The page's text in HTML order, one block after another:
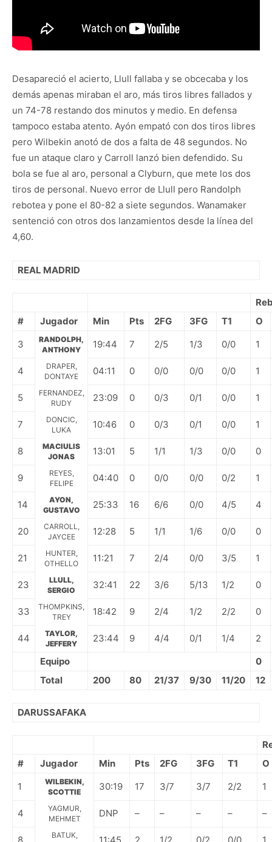
Desapareció el acierto, Llull fallaba y se obcecaba y los
demás apenas miraban el aro, más tiros libres fallados y
un 74-78 restando dos minutos y medio. En defensa
tampoco estaba atento. Ayón empató con dos tiros libres
pero Wilbekin anotó de dos a falta de 48 segundos. No
fue un ataque claro y Carroll lanzó bien defendido. Su
bola se fue al aro, personal a Clyburn, que mete los dos
tiros de personal. Nuevo error de Llull pero Randolph
rebotea y pone el 80-82 a siete segundos. Wanamaker
sentenció con otros dos lanzamientos desde la línea del
4,60.
REAL MADRID
#
Jugador Min Pts 2FG 3FG T1
O
3
RANDOLPH,
ANTHONY
19:44 7 2/5 1/3 0/0 1
4
DRAPER,
DONTAYE
04:11 0 0/0 0/0 0/0 1
5
FERNANDEZ,
RUDY
23:09 0 0/3 0/1 0/0 1
7
DONCIC,
LUKA
10:46 0 0/3 0/1 0/0 1
8
MACIULIS
JONAS
13:01 5 1/1 1/3 0/0 0
9
REYES,
FELIPE
04:40 0 0/0 0/0 0/2 1
14
AYON,
GUSTAVO
25:33 16 6/6 0/0 4/5 4
20
CARROLL,
JAYCEE
12:28 5 1/1 1/6 0/0 0
21
HUNTER,
OTHELLO
11:21 7 2/4 0/0 3/5 1
23
LLULL,
SERGIO
32:41 22 3/6 5/13 1/2 0
33
THOMPKINS,
TREY
18:42 9 2/4 1/2 2/2 0
44
TAYLOR,
JEFFERY
23:44 9 4/4 0/1 1/4
2
Equipo
0
Total
200 80 21/37 9/30 11/20 12
DARUSSAFAKA
#
Jugador Min Pts 2FG 3FG T1
O
1
WILBEKIN,
SCOTTIE
30:19 17 3/7 3/7 2/2 1
4
YAGMUR,
MEHMET
DNP – – – – –
8
BATUK,
11:45 2 1/2 0/2 0/0 1